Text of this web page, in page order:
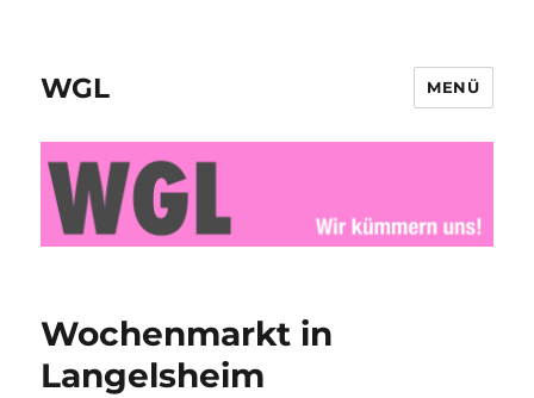
WGL MENÜ
Wochenmarkt in
Langelsheim